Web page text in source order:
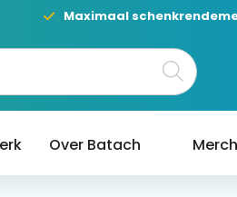
Maximaal
Over Batach